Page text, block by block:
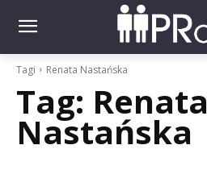
Tagi Renata Nastańska
Tag: Renata
Nastańska